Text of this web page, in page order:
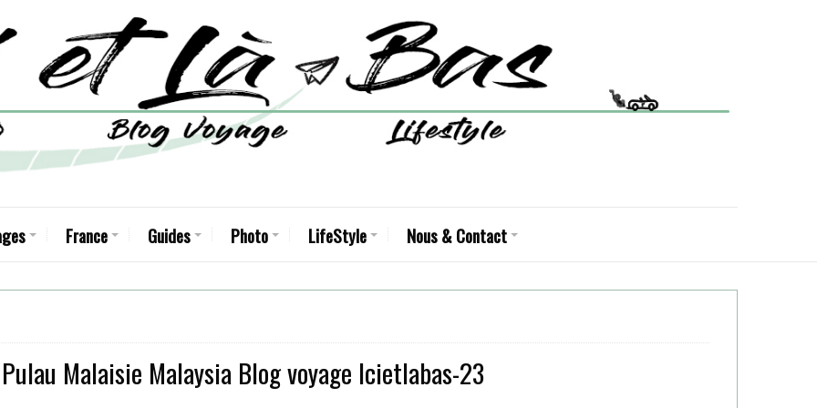
France Guides Photo LifeStyle Nous & Contact
Malaisie Malaysia Blog voyage Icietlabas-23